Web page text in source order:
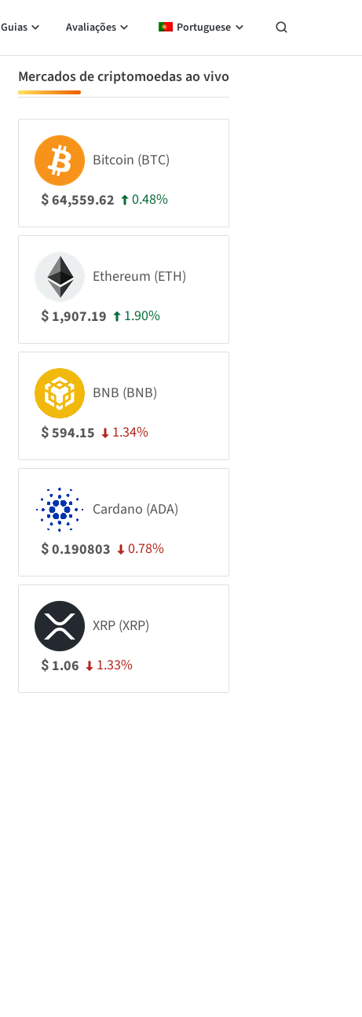
Guias Avaliações Portuguese
Mercados de criptomoedas ao vivo
Bitcoin (BTC)
$64,559.62 0.48%
Ethereum (ETH)
$ 1,907.19 1.90%
BNB (BNB)
$594.15 1.34%
Cardano (ADA)
$0.190803 0.78%
XRP (XRP)
$ 1.06 1.33%